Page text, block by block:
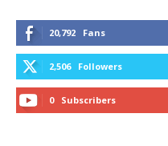
20,792 Fans
2,506 Followers
0 Subscribers